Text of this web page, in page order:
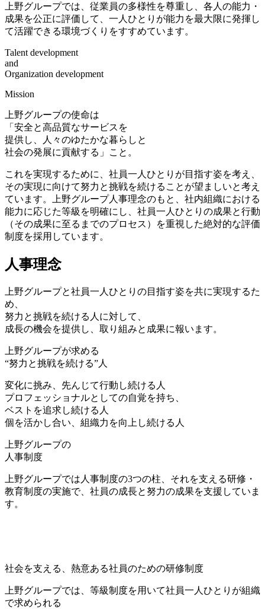
上野グループでは、従業員の多様性を尊重し、各人の能力・
成果を公正に評価して、一人ひとりが能力を最大限に発揮し
て活躍できる環境づくりをすすめています。
Talent development
and
Organization development
Mission
上野グループの使命は
「安全と高品質なサービスを
提供し、人々のゆたかな暮らしと
社会の発展に貢献する」こと。
これを実現するために、社員一人ひとりが目指す姿を考え、
その実現に向けて努力と挑戦を続けることが望ましいと考え
ています。上野グループ人事理念のもと、社内組織における
能力に応じた等級を明確にし、社員一人ひとりの成果と行動
（その成果に至るまでのプロセス）を重視した絶対的な評価
制度を採用しています。
人事理念
上野グループと社員一人ひとりの目指す姿を共に実現するた
め、
努力と挑戦を続ける人に対して、
成長の機会を提供し、取り組みと成果に報います。
上野グループが求める
“努力と挑戦を続ける”人
変化に挑み、先んじて行動し続ける人
プロフェッショナルとしての自覚を持ち、
ベストを追求し続ける人
個を活かし合い、組織力を向上し続ける人
上野グループの
人事制度
上野グループでは人事制度の3つの柱、それを支える研修・
教育制度の実施で、社員の成長と努力の成果を支援していま
す。
社会を支える、熱意ある社員のための研修制度
上野グループでは、等級制度を用いて社員一人ひとりが組織
で求められる